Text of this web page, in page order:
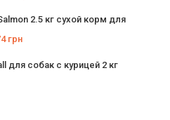
2.5 кг сухой корм для
грн
для собак с курицей 2 кг